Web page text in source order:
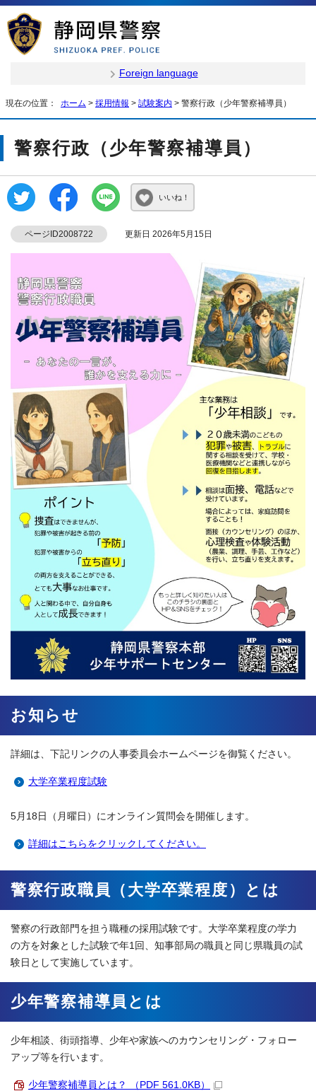
Foreign language
現在の位置： ホーム > 採用情報 > 試験案内 > 警察行政（少年警察補導員）
警察行政（少年警察補導員）
いいね！
ページID2008722 更新日 2026年5月15日
お知らせ
詳細は、下記リンクの人事委員会ホームページを御覧ください。
大学卒業程度試験
5月18日（月曜日）にオンライン質問会を開催します。
詳細はこちらをクリックしてください。
警察行政職員（大学卒業程度）とは
警察の行政部門を担う職種の採用試験です。大学卒業程度の学力
の方を対象とした試験で年1回、知事部局の職員と同じ県職員の試
験日として実施しています。
少年警察補導員とは
少年相談、街頭指導、少年や家族へのカウンセリング・フォロー
アップ等を行います。
少年警察補導員とは？ （PDF 561.0KB）